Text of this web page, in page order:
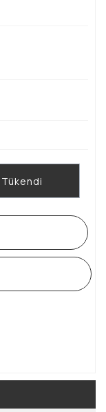
Tükendi